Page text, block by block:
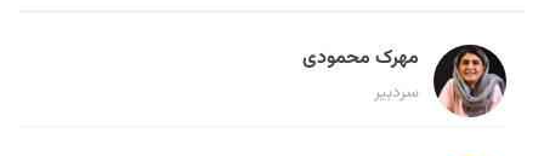
مهرک محمودی
سردبیر